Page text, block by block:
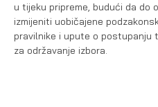
u tijeku pripreme, budući da do
izmijeniti uobičajene
pravilnike i upute o postupanju
za održavanje izbora.